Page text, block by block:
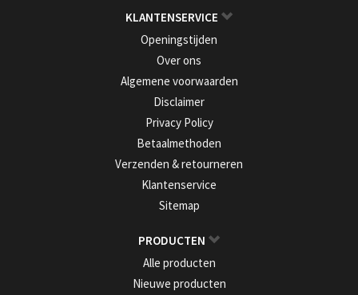
KLANTENSERVICE
Openingstijden
Over ons
Algemene voorwaarden
Disclaimer
Privacy Policy
Betaalmethoden
Verzenden & retourneren
Klantenservice
Sitemap
PRODUCTEN
Alle producten
Nieuwe producten